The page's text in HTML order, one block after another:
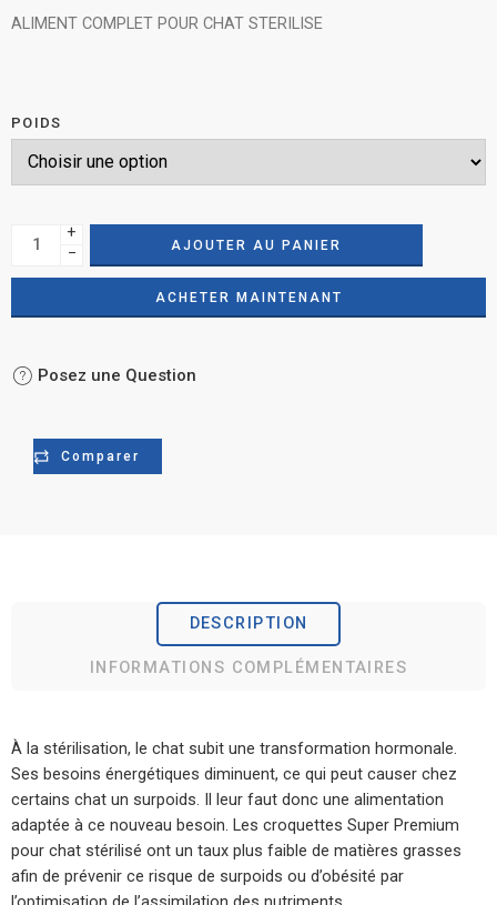
ALIMENT COMPLET POUR CHAT STERILISE
POIDS
+
−
AJOUTER AU PANIER
ACHETER MAINTENANT
Posez une Question
Comparer
DESCRIPTION
INFORMATIONS COMPLÉMENTAIRES
À la stérilisation, le chat subit une transformation hormonale.
Ses besoins énergétiques diminuent, ce qui peut causer chez
certains chat un surpoids. Il leur faut donc une alimentation
adaptée à ce nouveau besoin. Les croquettes Super Premium
pour chat stérilisé ont un taux plus faible de matières grasses
afin de prévenir ce risque de surpoids ou d’obésité par